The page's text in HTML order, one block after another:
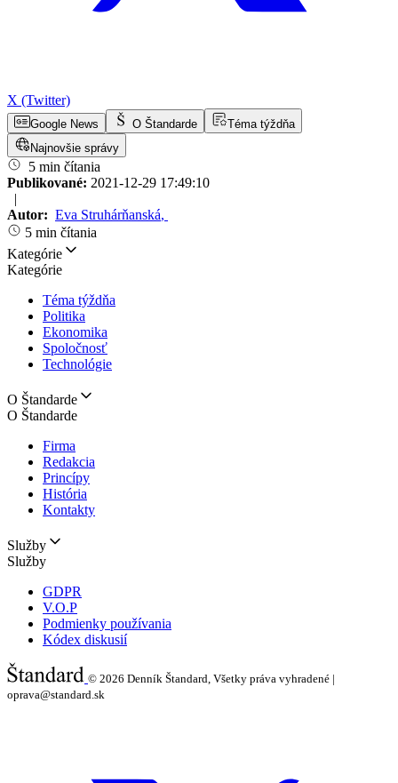
X (Twitter)
Google News O Štandarde
Téma týždňa
Najnovšie správy
5 min čítania
Publikované: 2021-12-29 17:49:10
|
Autor: Eva Struhárňanská,
5 min čítania
Kategórie
Kategórie
Téma týždňa
Politika
Ekonomika
Spoločnosť
Technológie
O Štandarde
O Štandarde
Firma
Redakcia
Princípy
História
Kontakty
Služby
Služby
GDPR
V.O.P
Podmienky používania
Kódex diskusií
© 2026 Denník Štandard, Všetky práva vyhradené |
oprava@standard.sk